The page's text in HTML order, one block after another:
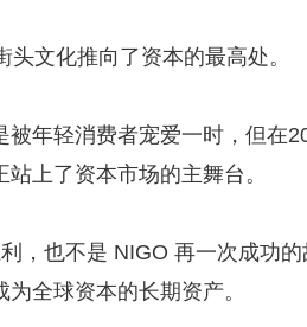
文化推向了资本的最高处。
年轻消费者宠爱一时，但在
上了资本市场的主舞台。
，也不是 NIGO 再一次成功
全球资本的长期资产。